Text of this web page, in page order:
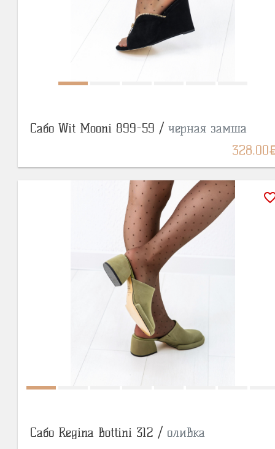
Сабо Wit Mooni 899-59 / черная замша
328.00
Сабо Regina Bottini 312 / оливка